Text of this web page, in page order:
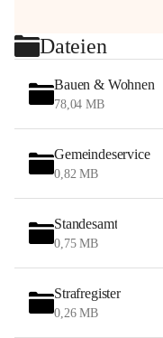
Dateien
Bauen & Wohnen
78,04 MB
Gemeindeservice
0,82 MB
Standesamt
0,75 MB
Strafregister
0,26 MB